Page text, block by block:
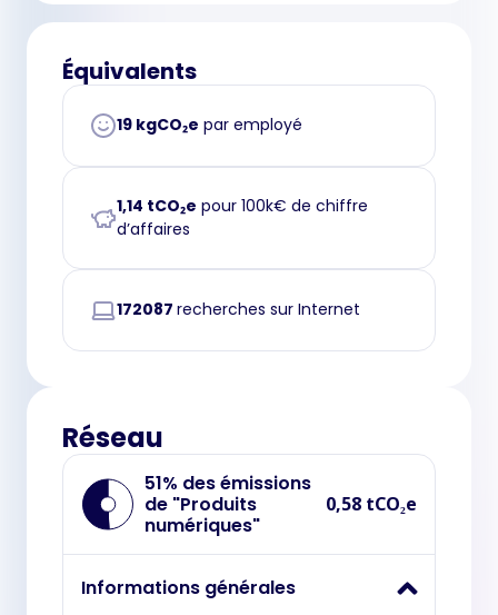
Équivalents
19 kgCO₂e par employé
1,14 tCO₂e pour 100k€ de chiffre
d’affaires
172087 recherches sur Internet
Réseau
51% des émissions
de "Produits
numériques"
0,58 tCO₂e
Informations générales